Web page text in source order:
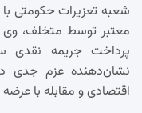
شعبه تعزیرات حکومتی
معتبر توسط متخلف،
پرداخت جریمه نقدی
نشان‌دهنده عزم جدی
اقتصادی و مقابله با